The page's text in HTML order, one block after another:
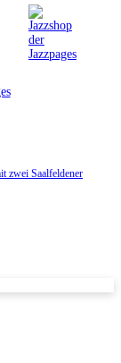
zwei Saalfeldener